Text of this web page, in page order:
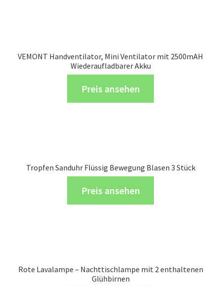
VEMONT Handventilator, Mini Ventilator mit 2500mAH
Wiederaufladbarer Akku
Preis ansehen
Tropfen Sanduhr Flüssig Bewegung Blasen 3 Stück
Preis ansehen
Rote Lavalampe – Nachttischlampe mit 2 enthaltenen
Glühbirnen